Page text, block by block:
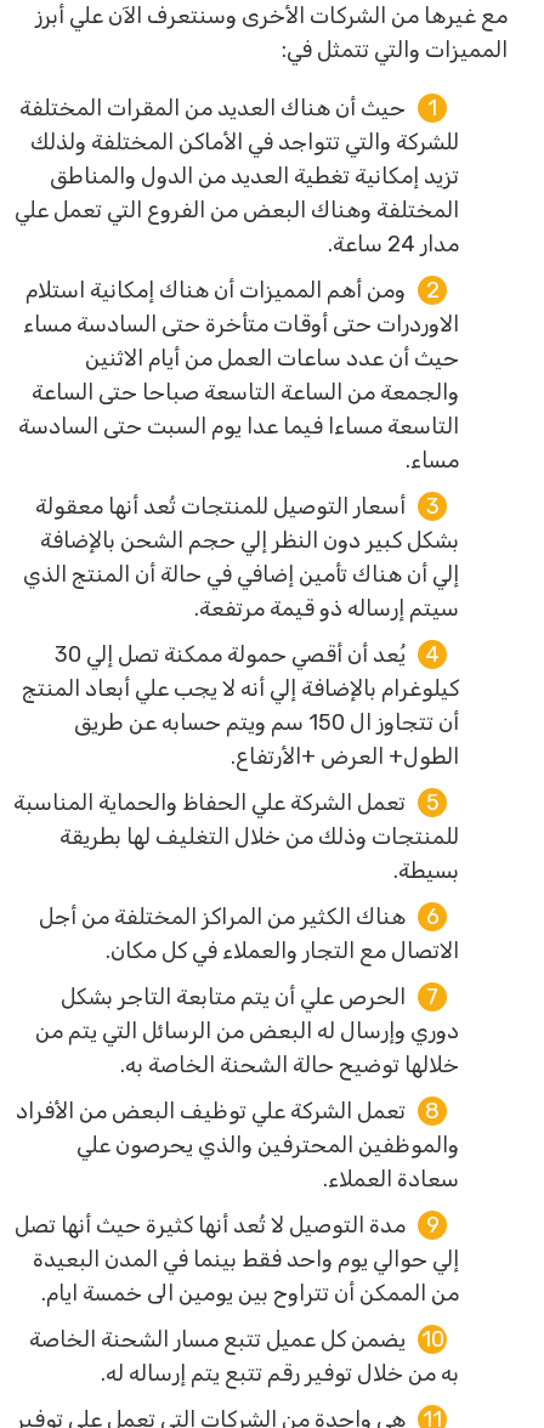
مع غيرها من الشركات الأخرى وسنتعرف الآن علي أبرز
المميزات والتي تتمثل في:
حيث أن هناك العديد من المقرات المختلفة
للشركة والتي تتواجد في الأماكن المختلفة ولذلك
تزيد إمكانية تغطية العديد من الدول والمناطق
المختلفة وهناك البعض من الفروع التي تعمل علي
مدار 24 ساعة.
ومن أهم المميزات أن هناك إمكانية استلام
الاوردرات حتى أوقات متأخرة حتى السادسة مساء
حيث أن عدد ساعات العمل من أيام الاثنين
والجمعة من الساعة التاسعة صباحا حتى الساعة
التاسعة مساءا فيما عدا يوم السبت حتى السادسة
مساء.
أسعار التوصيل للمنتجات تُعد أنها معقولة
بشكل كبير دون النظر إلي حجم الشحن بالإضافة
إلي أن هناك تأمين إضافي في حالة أن المنتج الذي
سيتم إرساله ذو قيمة مرتفعة.
يُعد أن أقصي حمولة ممكنة تصل إلي 30
كيلوغرام بالإضافة إلي أنه لا يجب علي أبعاد المنتج
أن تتجاوز ال 150 سم ويتم حسابه عن طريق
الطول+ العرض +الأرتفاع.
تعمل الشركة علي الحفاظ والحماية المناسبة
للمنتجات وذلك من خلال التغليف لها بطريقة
بسيطة.
هناك الكثير من المراكز المختلفة من أجل
الاتصال مع التجار والعملاء في كل مكان.
الحرص علي أن يتم متابعة التاجر بشكل
دوري وإرسال له البعض من الرسائل التي يتم من
خلالها توضيح حالة الشحنة الخاصة به.
تعمل الشركة علي توظيف البعض من الأفراد
والموظفين المحترفين والذي يحرصون علي
سعادة العملاء.
مدة التوصيل لا تُعد أنها كثيرة حيث أنها تصل
إلي حوالي يوم واحد فقط بينما في المدن البعيدة
من الممكن أن تتراوح بين يومين الى خمسة ايام.
يضمن كل عميل تتبع مسار الشحنة الخاصة
به من خلال توفير رقم تتبع يتم إرساله له.
هي واحدة من الشركات التي تعمل علي توفير